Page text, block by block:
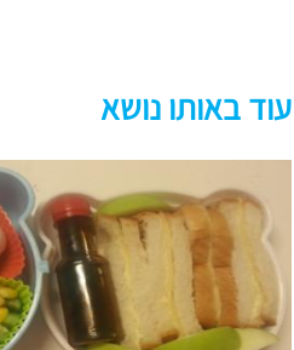
עוד באותו נושא